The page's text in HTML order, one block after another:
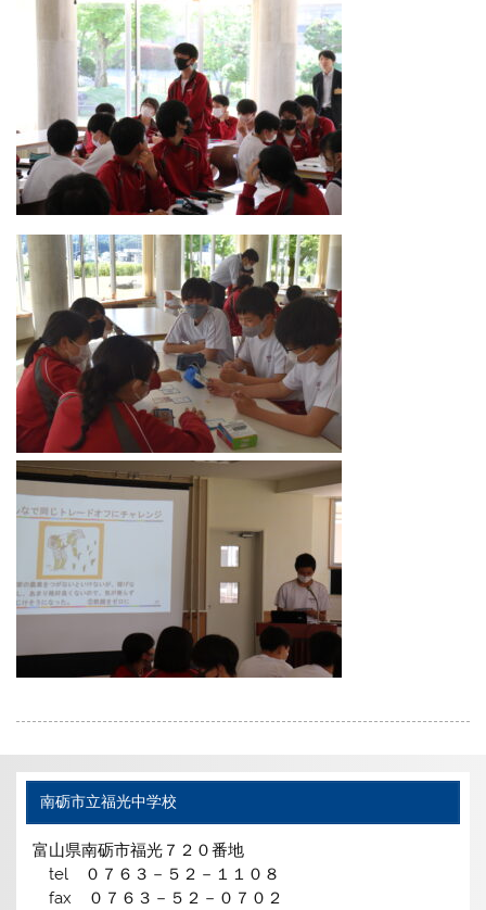
南砺市立福光中学校
富山県南砺市福光７２０番地
tel ０７６３－５２－１１０８
fax ０７６３－５２－０７０２